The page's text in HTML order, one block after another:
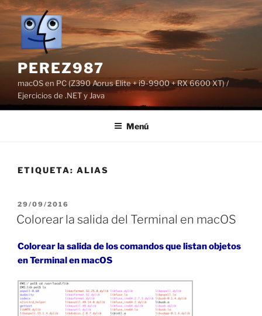
Saltar
contenido
PEREZ987
macOS en PC (Z390 Aorus Elite + i9-9900 + RX 6600 XT) /
Ejercicios de .NET y Java
Menú
ETIQUETA: ALIAS
PUBLICADO
EL
29/09/2016
Colorear la salida del Terminal en macOS
Colorear la salida de los comandos que listan objetos
en Terminal en macOS